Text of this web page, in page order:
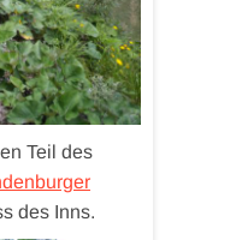
Teil des
des Inns.